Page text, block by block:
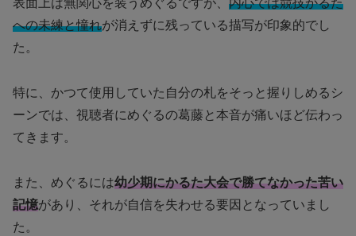
表面上は無関心を装うめぐるですが、 内心では競技かるた
への未練と憧れが消えずに残っている描写が印象的でし
た。
特に、かつて使用していた自分の札をそっと握りしめるシ
ーンでは、視聴者にめぐるの葛藤と本音が痛いほど伝わっ
てきます。
また、めぐるには幼少期にかるた大会で勝てなかった苦い
記憶があり、それが自信を失わせる要因となっていまし
た。